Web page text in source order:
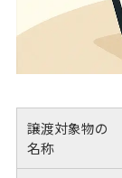
譲渡対象物の
名称